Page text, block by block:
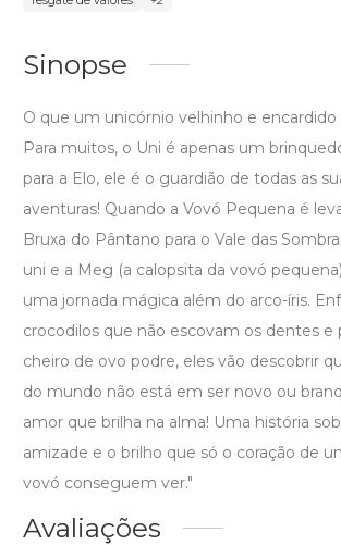
Sinopse
O que um unicórnio velhinho e encardido
Para muitos, o Uni é apenas um
para a Elo, ele é o guardião de todas as
aventuras! Quando a Vovó Pequena é
Bruxa do Pântano para o Vale das
uni e a Meg (a calopsita da vovó
uma jornada mágica além do arco-íris.
crocodilos que não escovam os dentes e
cheiro de ovo podre, eles vão descobrir
do mundo não está em ser novo ou
amor que brilha na alma! Uma história
amizade e o brilho que só o coração de
vovó conseguem ver."
Avaliações